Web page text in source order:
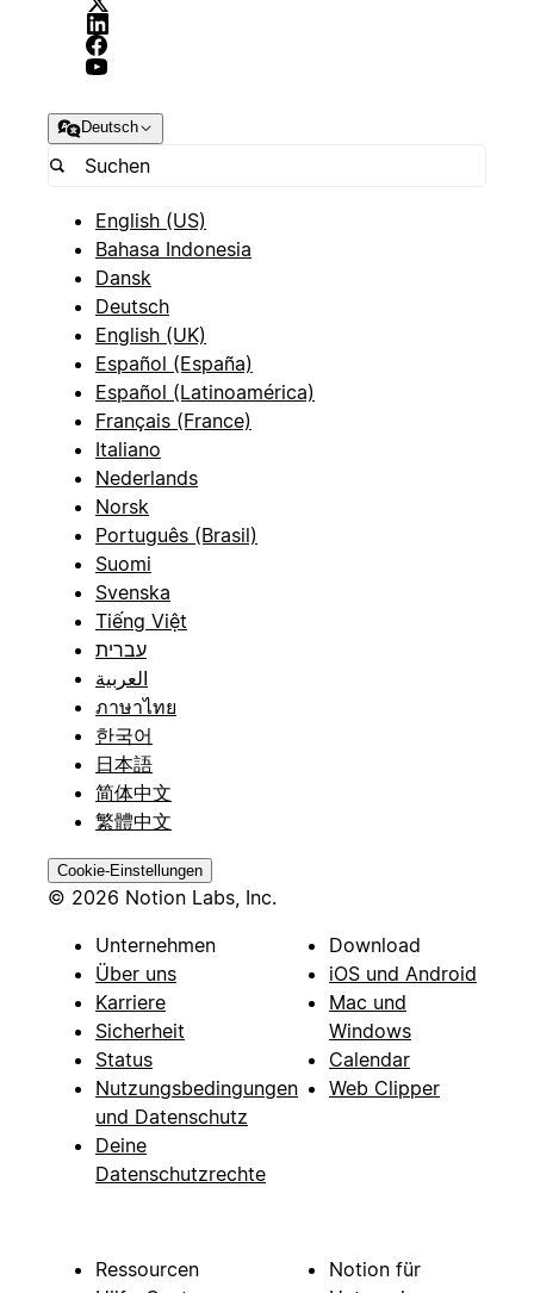
Deutsch
English (US)
Bahasa Indonesia
Dansk
Deutsch
English (UK)
Español (España)
Español (Latinoamérica)
Français (France)
Italiano
Nederlands
Norsk
Português (Brasil)
Suomi
Svenska
Tiếng Việt
עברית
العربية
ภาษาไทย
한국어
日本語
简体中文
繁體中文
Cookie-Einstellungen
© 2026 Notion Labs, Inc.
Unternehmen
Über uns
Karriere
Sicherheit
Status
Nutzungsbedingungen
und Datenschutz
Deine
Datenschutzrechte
Download
iOS und Android
Mac und
Windows
Calendar
Web Clipper
Ressourcen
Notion für